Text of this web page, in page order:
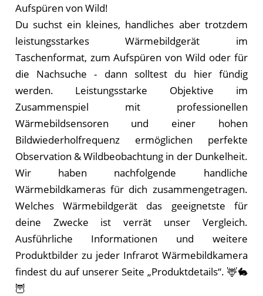
Aufspüren von Wild!
Du suchst ein kleines, handliches aber trotzdem
leistungsstarkes Wärmebildgerät im
Taschenformat, zum Aufspüren von Wild oder für
die Nachsuche - dann solltest du hier fündig
werden. Leistungsstarke Objektive im
Zusammenspiel mit professionellen
Wärmebildsensoren und einer hohen
Bildwiederholfrequenz ermöglichen perfekte
Observation & Wildbeobachtung in der Dunkelheit.
Wir haben nachfolgende handliche
Wärmebildkameras für dich zusammengetragen.
Welches Wärmebildgerät das geeignetste für
deine Zwecke ist verrät unser Vergleich.
Ausführliche Informationen und weitere
Produktbilder zu jeder Infrarot Wärmebildkamera
findest du auf unserer Seite „Produktdetails“. 🦌🐇
🦉